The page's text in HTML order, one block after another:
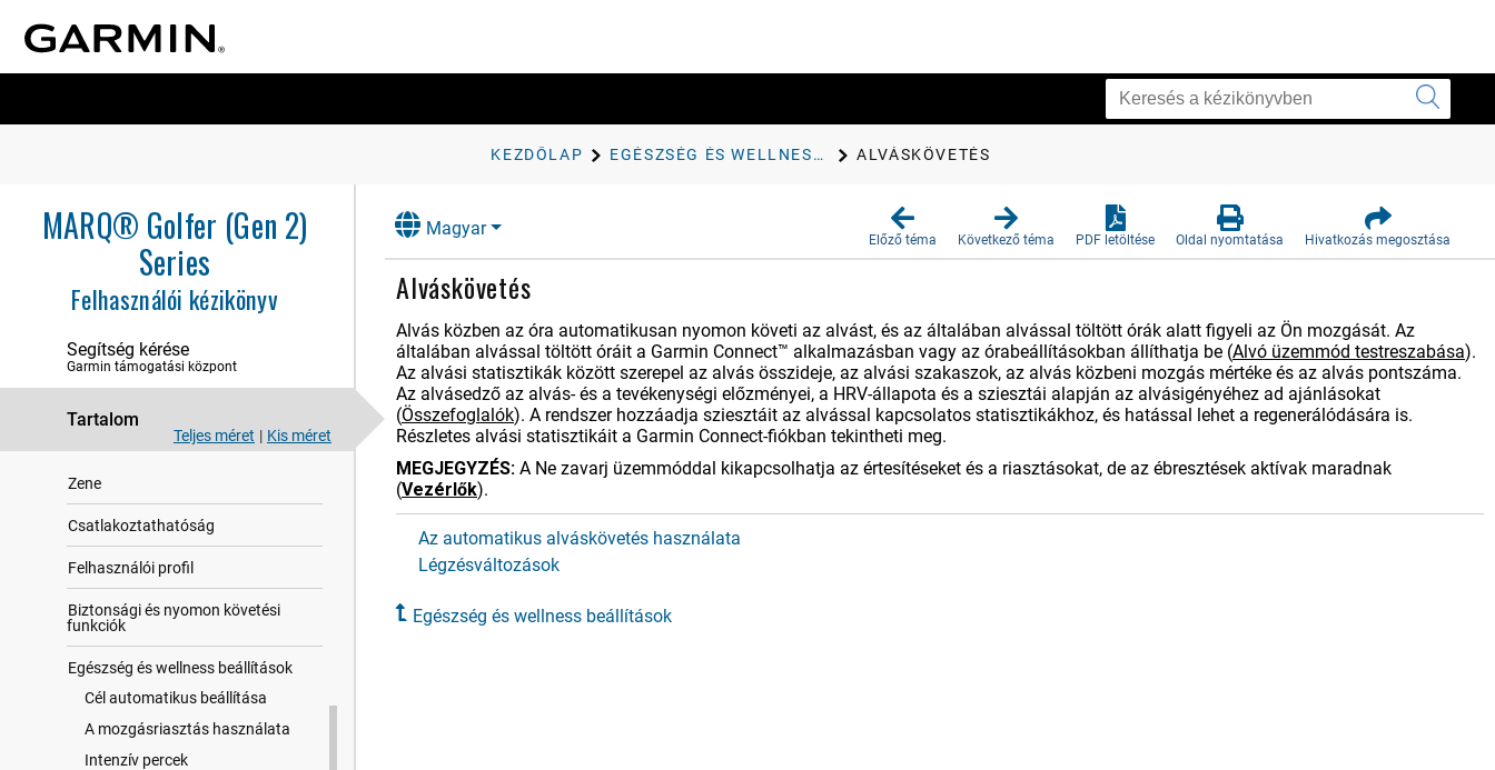
KEZDŐLAP EGÉSZSÉG ÉS WELLNESS BEÁLLÍTÁSOK ALVÁSKÖVETÉS
MARQ® Golfer (Gen 2)
Series
Felhasználói kézikönyv
Segítség kérése
Garmin támogatási központ
Tartalom
Teljes méret | Kis méret
Tevékenységek és alkalmazások
naplók
Megjelenés
Zene
Csatla​koztat​hatóság
Felhasz​nálói profil
Biztonsági és nyomon követési
funkciók
Egészség és wellness beállítások
Cél automatikus beállítása
A mozgásriasztás használata
Intenzív percek
Magyar
Előző téma Következő téma PDF letöltése Oldal nyomtatása Hivatkozás megosztása
Alváskövetés
Alvás közben az óra automatikusan nyomon követi az alvást, és az általában alvással töltött órák alatt figyeli az Ön mozgását. Az
általában alvással töltött óráit a Garmin Connect™ alkalmazásban vagy az órabeállításokban állíthatja be (Alvó üzemmód testreszabása).
Az alvási statisztikák között szerepel az alvás összideje, az alvási szakaszok, az alvás közbeni mozgás mértéke és az alvás pontszáma.
Az alvásedző az alvás- és a tevékenységi előzményei, a HRV-állapota és a sziesztái alapján az alvásigényéhez ad ajánlásokat
(Összefoglalók). A rendszer hozzáadja sziesztáit az alvással kapcsolatos statisztikákhoz, és hatással lehet a regenerálódására is.
Részletes alvási statisztikáit a Garmin Connect-fiókban tekintheti meg.
MEGJEGYZÉS: A Ne zavarj üzemmóddal kikapcsolhatja az értesítéseket és a riasztásokat, de az ébresztések aktívak maradnak
(Vezérlők).
Az automatikus alváskövetés használata
Légzésváltozások
Egészség és wellness beállítások